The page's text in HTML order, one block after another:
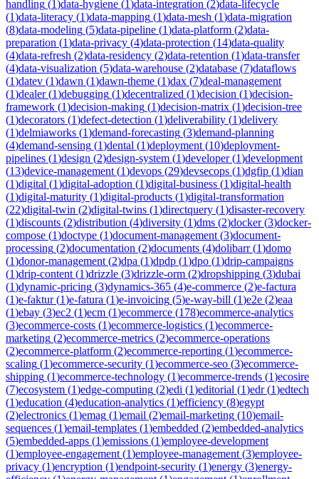
handling (1)data-hygiene (1)data-integration (2)data-lifecycle
(1)data-literacy (1)data-mapping (1)data-mesh (1)data-migration
(8)data-modeling (5)data-pipeline (1)data-platform (2)data-
preparation (1)data-privacy (4)data-protection (14)data-quality
(4)data-refresh (2)data-residency (2)data-retention (1)data-transfer
(4)data-visualization (5)data-warehouse (2)database (7)dataflows
(1)datev (1)dawn (1)dawn-theme (1)dax (7)deal-management
(1)dealer(1)debugging (1)decentralized (1)decision (1)decision-
framework (1)decision-making (1)decision-matrix (1)decision-tree
(1)decorators (1)defect-detection (1)deliverability (1)delivery
(1)delmiaworks (1)demand-forecasting (3)demand-planning
(4)demand-sensing (1)dental (1)deployment (10)deployment-
pipelines (1)design (2)design-system (1)developer(1)development
(13)device-management (1)devops (29)devsecops (1)dgfip (1)dian
(1)digital (1)digital-adoption (1)digital-business (1)digital-health
(1)digital-maturity (1)digital-products (1)digital-transformation
(22)digital-twin (2)digital-twins (1)directquery (1)disaster-recovery
(1)discounts (2)distribution (4)diversity (1)dms (2)docker(3)docker-
compose (1)doctype (1)document-management (3)document-
processing (2)documentation (2)documents (4)dolibarr(1)domo
(1)donor-management (2)dpa (1)dpdp (1)dpo (1)drip-campaigns
(1)drip-content (1)drizzle (3)drizzle-orm (2)dropshipping (3)dubai
(1)dynamic-pricing (3)dynamics-365 (4)e-commerce (2)e-factura
(1)e-faktur(1)e-fatura (1)e-invoicing (5)e-way-bill (1)e2e (2)eaa
(1)ebay (3)ec2 (1)ecm (1)ecommerce (178)ecommerce-analytics
(3)ecommerce-costs (1)ecommerce-logistics (1)ecommerce-
marketing (2)ecommerce-metrics (2)ecommerce-operations
(2)ecommerce-platform (2)ecommerce-reporting (1)ecommerce-
scaling (1)ecommerce-security (1)ecommerce-seo (3)ecommerce-
shipping (1)ecommerce-technology (1)ecommerce-trends (1)ecosire
(7)ecosystem (1)edge-computing (2)edi (1)editorial (1)edr(1)edtech
(1)education (4)education-analytics (1)efficiency (8)egypt
(2)electronics (1)emag (1)email (2)email-marketing (10)email-
sequences (1)email-templates (1)embedded (2)embedded-analytics
(5)embedded-apps (1)emissions (1)employee-development
(1)employee-engagement (1)employee-management (3)employee-
privacy (1)encryption (1)endpoint-security (1)energy (3)energy-